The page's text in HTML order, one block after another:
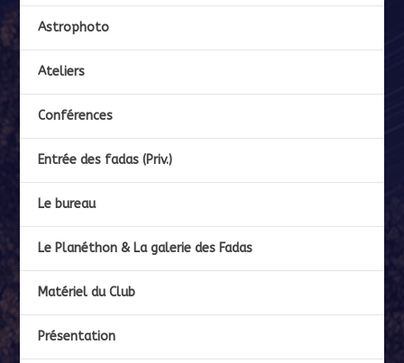
Astrophoto
Ateliers
Conférences
Entrée des fadas (Priv.)
Le bureau
Le Planéthon & La galerie des Fadas
Matériel du Club
Présentation